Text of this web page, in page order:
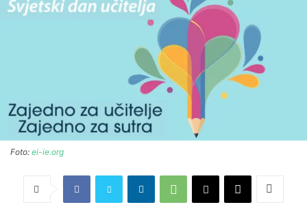
Foto: ei-ie.org